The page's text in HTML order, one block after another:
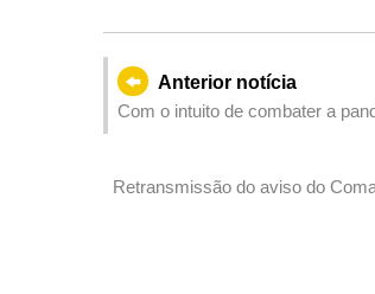
Anterior notícia
Com o intuito de combater a
Retransmissão do aviso do